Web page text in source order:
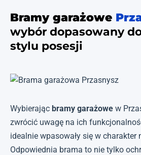
Bramy garażowe
wybór dopasowany
stylu posesji
Wybierając bramy garażowe w
zwrócić uwagę na ich
idealnie wpasowały się w charakter
Odpowiednia brama to nie tylko